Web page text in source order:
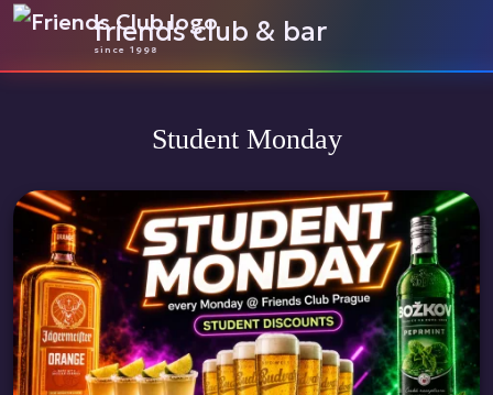
friends club & bar
since 1998
Student Monday